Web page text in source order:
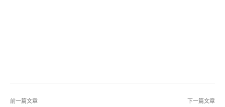
前一篇文章 下一篇文章